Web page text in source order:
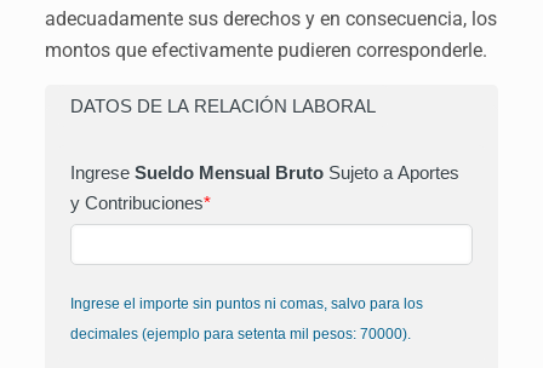
adecuadamente sus derechos y en consecuencia, los
montos que efectivamente pudieren corresponderle.
DATOS DE LA RELACIÓN LABORAL
Ingrese Sueldo Mensual BrutoSujeto a Aportes
y Contribuciones*
Ingrese el importe sin puntos ni comas, salvo para los
decimales (ejemplo para setenta mil pesos: 70000).